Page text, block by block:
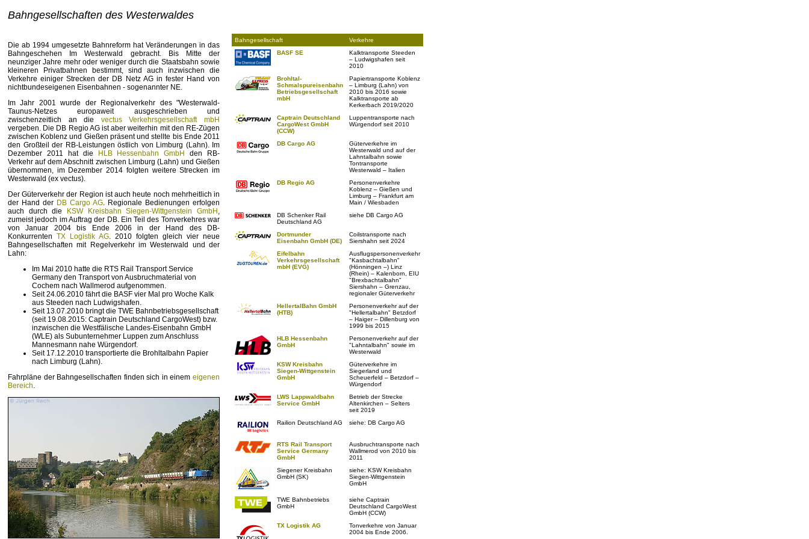
Bahngesellschaften des Westerwaldes
Die ab 1994 umgesetzte Bahnreform hat Veränderungen in das
Bahngeschehen Im Westerwald gebracht. Bis Mitte der
neunziger Jahre mehr oder weniger durch die Staatsbahn sowie
kleineren Privatbahnen bestimmt, sind auch inzwischen die
Verkehre einiger Strecken der DB Netz AG in fester Hand von
nichtbundeseigenen Eisenbahnen - sogenannter NE.
Im Jahr 2001 wurde der Regionalverkehr des "Westerwald-
Taunus-Netzes europaweit ausgeschrieben und
zwischenzeitlich an die vectus Verkehrsgesellschaft mbH
vergeben. Die DB Regio AG ist aber weiterhin mit den RE-Zügen
zwischen Koblenz und Gießen präsent und stellte bis Ende 2011
den Großteil der RB-Leistungen östlich von Limburg (Lahn). Im
Dezember 2011 hat die
HLB Hessenbahn GmbH
den RB-
Verkehr auf dem Abschnitt zwischen Limburg (Lahn) und Gießen
übernommen, im Dezember 2014 folgten weitere Strecken im
Westerwald (ex vectus).
Der Güterverkehr der Region ist auch heute noch mehrheitlich in
der Hand der DB Cargo AG. Regionale Bedienungen erfolgen
auch durch die
KSW Kreisbahn Siegen-Wittgenstein GmbH ,
zumeist jedoch im Auftrag der DB. Ein Teil des Tonverkehres war
von Januar 2004 bis Ende 2006 in der Hand des DB-
Konkurrenten TX Logistik AG. 2010 folgten gleich vier neue
Bahngesellschaften mit Regelverkehr im Westerwald und der
Lahn:
Im Mai 2010 hatte die RTS Rail Transport Service
Germany den Transport von Ausbruchmaterial von
Cochem nach Wallmerod aufgenommen.
Seit 24.06.2010 fährt die BASF vier Mal pro Woche Kalk
aus Steeden nach Ludwigshafen.
Seit 13.07.2010 bringt die TWE Bahnbetriebsgesellschaft
(seit 19.08.2015: Captrain Deutschland CargoWest) bzw.
inzwischen die Westfälische Landes-Eisenbahn GmbH
(WLE) als Subunternehmer Luppen zum Anschluss
Mannesmann nahe Würgendorf.
Seit 17.12.2010 transportierte die Brohltalbahn Papier
nach Limburg (Lahn).
Fahrpläne der Bahngesellschaften finden sich in einem eigenen
Bereich.
Bahngesellschaft
Verkehre
BASF SE
Kalktransporte Steeden
– Ludwigshafen seit
2010
Brohltal-
Schmalspureisenbahn
Betriebsgesellschaft
mbH
Papiertransporte Koblenz
– Limburg (Lahn) von
2010 bis 2016 sowie
Kalktransporte ab
Kerkerbach 2019/2020
Captrain Deutschland
CargoWest GmbH
(CCW)
Luppentransporte nach
Würgendorf seit 2010
DB Cargo AG
Güterverkehre im
Westerwald und auf der
Lahntalbahn sowie
Tontransporte
Westerwald – Italien
DB Regio AG
Personenverkehre
Koblenz – Gießen und
Limburg – Frankfurt am
Main / Wiesbaden
DB Schenker Rail
Deutschland AG
siehe DB Cargo AG
Dortmunder
Eisenbahn GmbH (DE)
Coilstransporte nach
Siershahn seit 2024
Eifelbahn
Verkehrsgesellschaft
mbH (EVG)
Ausflugspersonenverkehr
"Kasbachtalbahn"
(Hönningen –) Linz
(Rhein) – Kalenborn, EIU
"Brexbachtalbahn"
Siershahn – Grenzau,
regionaler Güterverkehr
HellertalBahn GmbH
(HTB)
Personenverkehr auf der
"Hellertalbahn" Betzdorf
– Haiger – Dillenburg von
1999 bis 2015
HLB Hessenbahn
GmbH
Personenverkehr auf der
"Lahntalbahn" sowie im
Westerwald
KSW Kreisbahn
Siegen-Wittgenstein
GmbH
Güterverkehre im
Siegerland und
Scheuerfeld – Betzdorf –
Würgendorf
LWS Lappwaldbahn
Service GmbH
Betrieb der Strecke
Altenkirchen – Selters
seit 2019
Railion Deutschland AG
siehe: DB Cargo AG
RTS Rail Transport
Service Germany
GmbH
Ausbruchtransporte nach
Wallmerod von 2010 bis
2011
Siegener Kreisbahn
GmbH (SK)
siehe: KSW Kreisbahn
Siegen-Wittgenstein
GmbH
TWE Bahnbetriebs
GmbH
siehe Captrain
Deutschland CargoWest
GmbH (CCW)
TX Logistik AG
Tonverkehre von Januar
2004 bis Ende 2006.